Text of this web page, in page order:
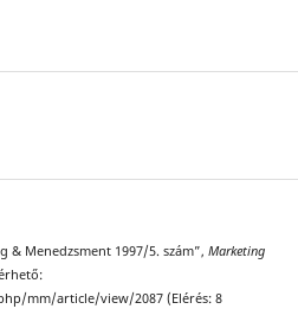
& Menedzsment 1997/5. szám”, Marketing
mm/article/view/2087 (Elérés: 8